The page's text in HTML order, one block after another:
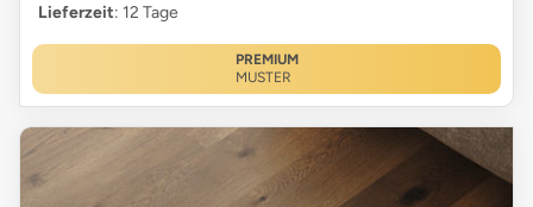
Lieferzeit: 12 Tage
PREMIUM
MUSTER